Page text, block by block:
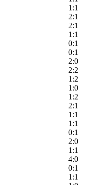
1:1
2:1
2:1
1:1
0:1
0:1
2:0
2:2
1:2
1:0
1:2
2:1
1:1
1:1
0:1
2:0
1:1
4:0
0:1
1:1